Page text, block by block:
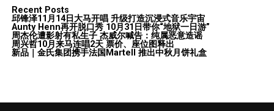
Recent Posts
邱锋泽11月14日大马开唱 升级打造沉浸式音乐宇宙
Aunty Henn再开脱口秀 10月31日带你“地狱一日游”
周杰伦遭影射有私生子 杰威尔喊告：纯属恶意造谣
周兴哲10月来马连唱2天 票价、座位图释出
新品｜金氏集团携手法国Martell 推出中秋月饼礼盒